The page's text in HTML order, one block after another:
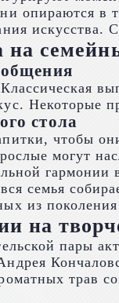
опираются в
Некоторые
стола
чтобы
могут
гармонии
семья
из
на
пары
трав